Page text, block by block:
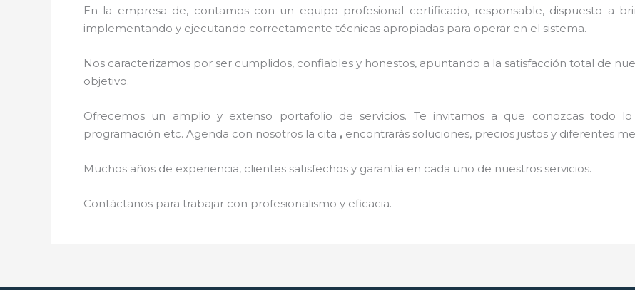
En la empresa de, contamos con un equipo profesional certificado, responsable, dispuesto a
implementando y ejecutando correctamente técnicas apropiadas para operar en el sistema.
Nos caracterizamos por ser cumplidos, confiables y honestos, apuntando a la satisfacción total de
objetivo.
Ofrecemos un amplio y extenso portafolio de servicios. Te invitamos a que conozcas todo lo
programación etc. Agenda con nosotros la cita , encontrarás soluciones, precios justos y diferentes
Muchos años de experiencia, clientes satisfechos y garantía en cada uno de nuestros servicios.
Contáctanos para trabajar con profesionalismo y eficacia.